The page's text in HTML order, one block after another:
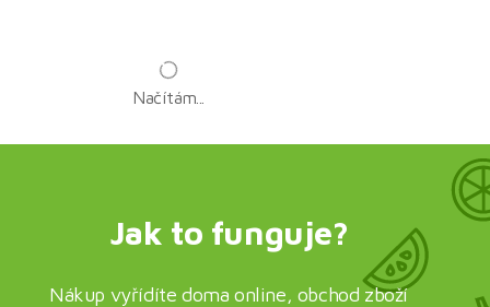
Načítám...
Jak to funguje?
Nákup vyřídíte doma online, obchod zboží